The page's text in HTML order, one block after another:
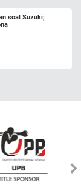
soal Suzuki;